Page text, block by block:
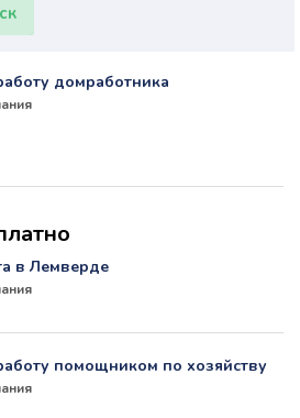
домработника
в Лемверде
помощником по хозяйству